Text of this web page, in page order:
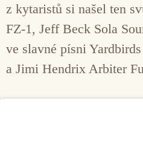
z kytaristů si našel ten
FZ-1, Jeff Beck Sola
ve slavné písni Yardbirds
a Jimi Hendrix Arbiter